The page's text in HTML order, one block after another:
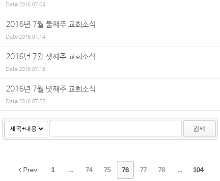
Date2016.07.04
2016년 7월 둘째주 교회소식
Date2016.07.14
2016년 7월 셋째주 교회소식
Date2016.07.18
2016년 7월 넷째주 교회소식
Date2016.07.25
검색
Prev 1 ... 74 75 76 77 78 ... 104